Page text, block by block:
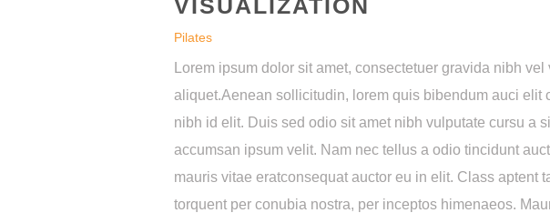
VISUALIZATION
Pilates
Lorem ipsum dolor sit amet, consectetuer gravida nibh vel
aliquet.Aenean sollicitudin, lorem quis bibendum auci elit
nibh id elit. Duis sed odio sit amet nibh vulputate cursu a
accumsan ipsum velit. Nam nec tellus a odio tincidunt
mauris vitae eratconsequat auctor eu in elit. Class aptent
torquent per conubia nostra, per inceptos himenaeos.